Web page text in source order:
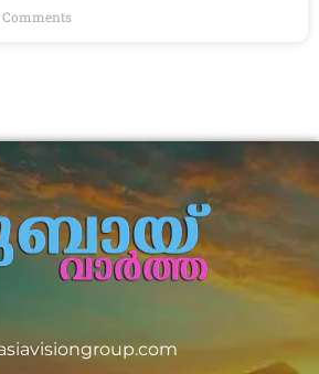
Comments